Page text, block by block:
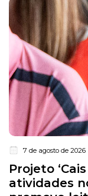
7 de agosto de 2026
Projeto
atividades